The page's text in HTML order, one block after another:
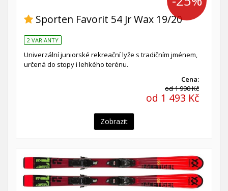
Sporten Favorit 54 Jr Wax 19/20
2 VARIANTY
Univerzální juniorské rekreační lyže s tradičním jménem,
určená do stopy i lehkého terénu.
Cena:
od 1 990 Kč
od 1 493 Kč
Zobrazit